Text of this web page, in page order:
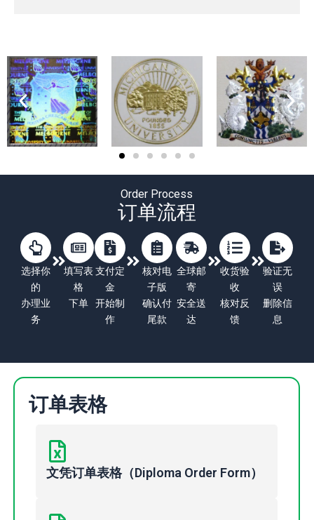
Order Process
订单流程
选择你
的
办理业
务
填写表
格
下单
支付定
金
开始制
作
核对电
子版
确认付
尾款
全球邮
寄
安全送
达
收货验
收
核对反
馈
验证无
误
删除信
息
订单表格
文凭订单表格（Diploma Order Form）